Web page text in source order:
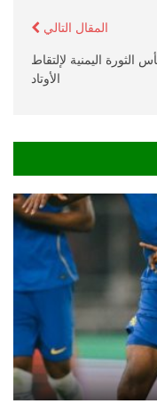
المقال التالي
اليمنية لإلتقاط
الأوتاد